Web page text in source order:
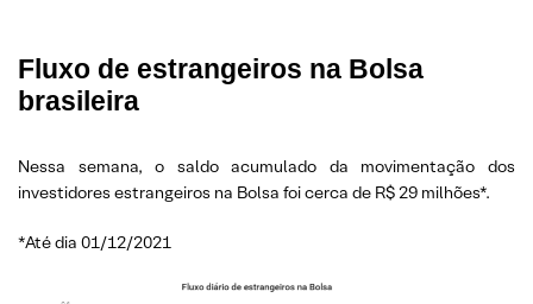
Fluxo de estrangeiros na Bolsa
brasileira
Nessa semana, o saldo acumulado da movimentação dos
investidores estrangeiros na Bolsa foi cerca de R$ 29 milhões*.
*Até dia 01/12/2021